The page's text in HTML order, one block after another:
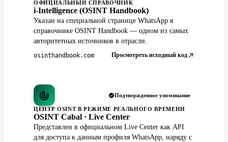
ОФИЦИАЛЬНЫЙ СПРАВОЧНИК
i-Intelligence (OSINT Handbook)
Указан на специальной странице WhatsApp в
справочнике OSINT Handbook — одном из самых
авторитетных источников в отрасли.
osinthandbook.com Просмотреть исходный код
Подтвержденное упоминание
ЦЕНТР OSINT В РЕЖИМЕ РЕАЛЬНОГО ВРЕМЕНИ
OSINT Cabal · Live Center
Представлен в официальном Live Center как API
для доступа к данным профиля WhatsApp, наряду с